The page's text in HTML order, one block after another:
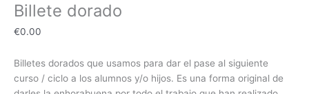
Billete dorado
€0.00
Billetes dorados que usamos para dar el pase al siguiente
curso / ciclo a los alumnos y/o hijos. Es una forma original de